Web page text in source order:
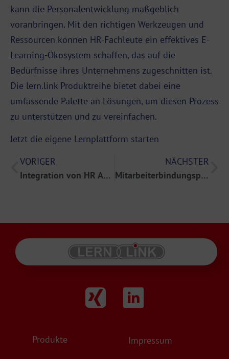
kann die Personalentwicklung maßgeblich
voranbringen. Mit den richtigen Werkzeugen und
Ressourcen können HR-Fachleute ein effektives E-
Learning-Ökosystem schaffen, das auf die
Bedürfnisse ihres Unternehmens zugeschnitten ist.
Die lern.link Produktreihe bietet dabei eine
umfassende Palette an Lösungen, um diesen Prozess
zu unterstützen und zu vereinfachen.
Jetzt die eigene Lernplattform starten
VORIGER
Integration von HR Analytics in E-Learning
NÄCHSTER
Mitarbeiterbindungsprogramme durch E-Learning
Produkte Impressum